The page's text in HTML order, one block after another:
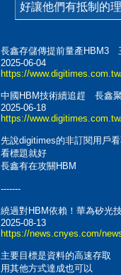
好讓他們有抵制的理
長鑫存儲傳提前量產HBM3
2025-06-04
https://
中國HBM技術續追趕 長鑫
2025-06-18
https://
先說digitimes的非訂閱用戶看
看標題就好
長鑫有在攻關HBM
-------
繞過對HBM依賴！華為矽光
2025-08-13
https://news.cnyes.com/
主要目標是資料的高速存取
用其他方式達成也可以